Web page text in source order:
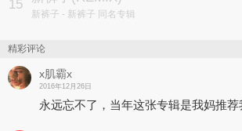
15
新裤子 - 新裤子 同名专辑
精彩评论
x肌霸x
2016年12月26日
永远忘不了，当年这张专辑是我妈推荐